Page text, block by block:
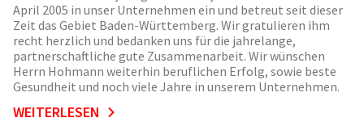
April 2005 in unser Unternehmen ein und betreut seit dieser
Zeit das Gebiet Baden-Württemberg. Wir gratulieren ihm
recht herzlich und bedanken uns für die jahrelange,
partnerschaftliche gute Zusammenarbeit. Wir wünschen
Herrn Hohmann weiterhin beruflichen Erfolg, sowie beste
Gesundheit und noch viele Jahre in unserem Unternehmen.
WEITERLESEN